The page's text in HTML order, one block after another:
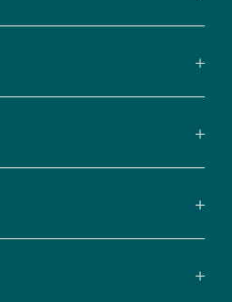
aceptas
comerciales
personalizadas
parte
Redoute.